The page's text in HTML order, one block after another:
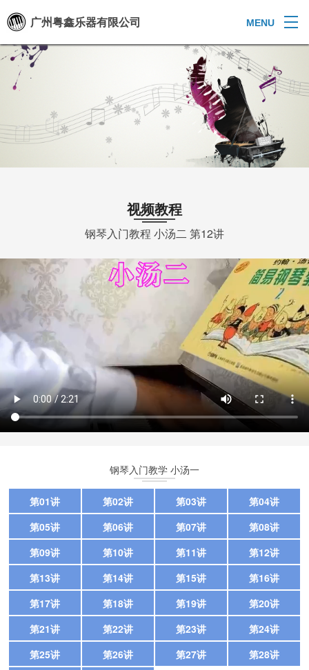
广州粤鑫乐器有限公司 MENU
视频教程
钢琴入门教程 小汤二 第12讲
钢琴入门教学 小汤一
第01讲 第02讲 第03讲
第04讲
第05讲
第06讲 第07讲
第08讲
第09讲
第10讲 第11讲
第12讲
第13讲
第14讲 第15讲
第16讲
第17讲
第18讲 第19讲
第20讲
第21讲
第22讲 第23讲
第24讲
第25讲
第26讲 第27讲
第28讲